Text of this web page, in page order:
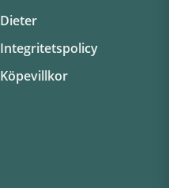
Dieter
Integritetspolicy
Köpevillkor